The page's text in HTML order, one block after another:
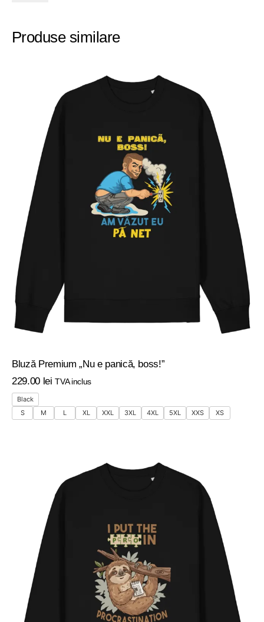
Produse similare
Bluză Premium „Nu e panică, boss!”
229.00 lei TVA inclus
Black
S
M L XL XXL 3XL 4XL 5XL XXS XS